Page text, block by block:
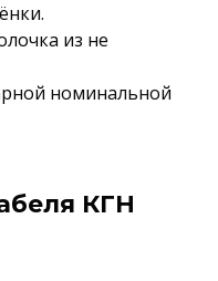
из не
номинальной
КГН